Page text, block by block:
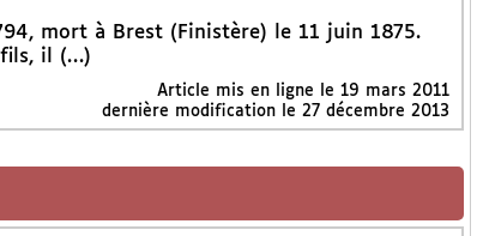
mort à Brest (Finistère) le 11 juin 1875.
fils, il (…)
Article mis en ligne le 19 mars 2011
dernière modification le 27 décembre 2013